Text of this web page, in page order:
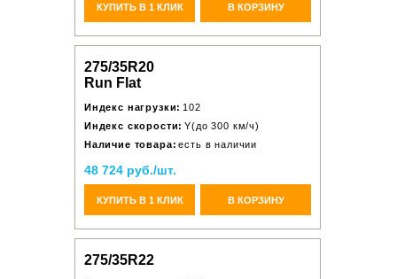
КУПИТЬ В 1 КЛИК В КОРЗИНУ
275/35R20
Run Flat
Индекс нагрузки: 102
Индекс скорости: Y(до 300 км/ч)
Наличие товара: есть в наличии
48 724 руб./шт.
КУПИТЬ В 1 КЛИК В КОРЗИНУ
275/35R22